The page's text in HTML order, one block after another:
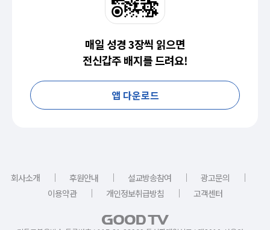
매일 성경 3장씩 읽으면
전신갑주 배지를 드려요!
앱 다운로드
회사소개 ｜ 후원안내 ｜ 설교방송참여 ｜ 광고문의
｜
이용약관
｜ 개인정보취급방침 ｜ 고객센터